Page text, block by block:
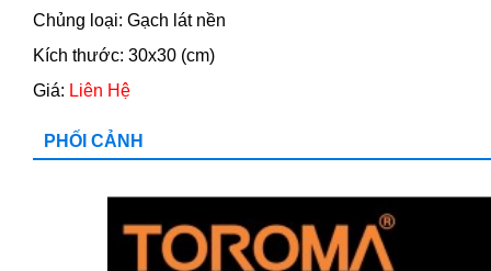
Chủng loại: Gạch lát nền
Kích thước: 30x30 (cm)
Giá: Liên Hệ
PHỐI CẢNH